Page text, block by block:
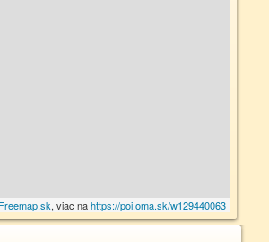
Freemap.sk, viac nahttps://poi.oma.sk/w129440063